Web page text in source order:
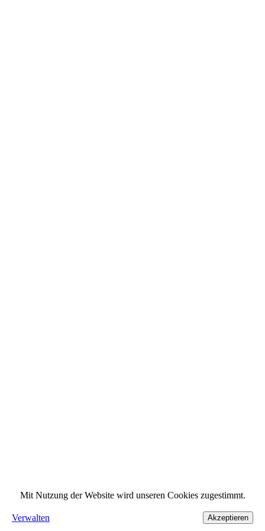
Mit Nutzung der Website wird unseren Cookies zugestimmt.
Verwalten Akzeptieren